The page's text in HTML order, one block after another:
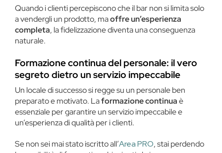
Quando i clienti percepiscono che il bar non si limita solo
a vendergli un prodotto, maoffre un’esperienza
completa, la fidelizzazione diventa una conseguenza
naturale.
Formazione continua del personale: il vero
segreto dietro un servizio impeccabile
Un locale di successo si regge su un personale ben
preparato e motivato. Laformazione continuaè
essenziale per garantire un servizio impeccabile e
un’esperienza di qualità per i clienti.
Se non sei mai stato iscritto all’Area PRO, stai perdendo